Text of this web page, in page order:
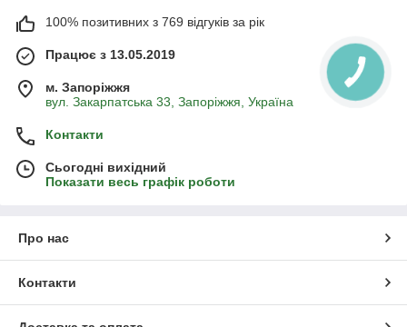
100% позитивних з 769 відгуків за рік
Працює з 13.05.2019
м. Запоріжжя
вул. Закарпатська 33, Запоріжжя, Україна
Контакти
Сьогодні вихідний
Показати весь графік роботи
Про нас
Контакти